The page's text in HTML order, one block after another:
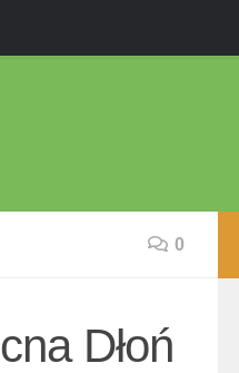
0
Dłoń